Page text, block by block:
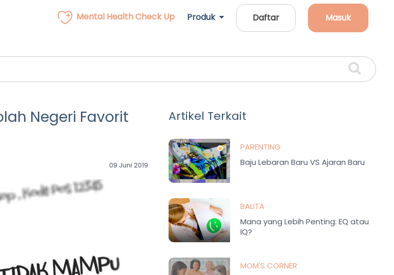
Mental Health Check Up Produk Daftar Masuk
Negeri Favorit
09 Juni 2019
Artikel Terkait
PARENTING
Baju Lebaran Baru VS Ajaran Baru
BALITA
Mana yang Lebih Penting: EQ atau
IQ?
MOM'S CORNER